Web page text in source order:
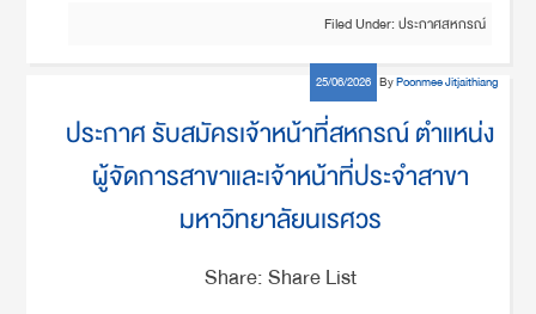
Filed Under:ประกาศสหกรณ์
25/06/2026 ByPoonmee Jitjaithiang
ประกาศ รับสมัครเจ้าหน้าที่สหกรณ์ ตำแหน่ง
ผู้จัดการสาขาและเจ้าหน้าที่ประจำสาขา
มหาวิทยาลัยนเรศวร
Share: Share List